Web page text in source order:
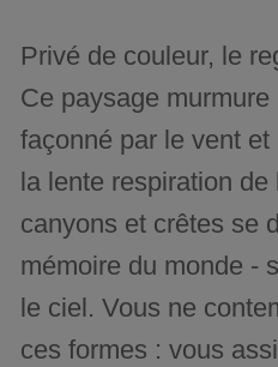
Privé de couleur, le
Ce paysage murmure
façonné par le vent
la lente respiration
canyons et crêtes se
mémoire du monde -
le ciel. Vous ne
ces formes : vous